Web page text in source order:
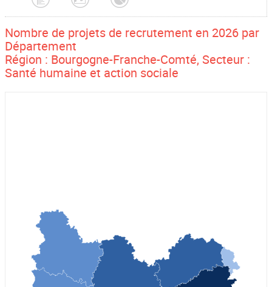
Nombre de projets de recrutement en 2026 par
Département
Région : Bourgogne-Franche-Comté, Secteur :
Santé humaine et action sociale